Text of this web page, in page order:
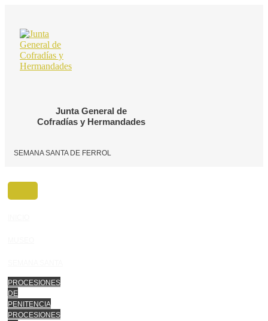
contenido
Junta General de
Cofradías y Hermandades
SEMANA SANTA DE FERROL
PROCESIONES
DE
PENITENCIA
PROCESIONES